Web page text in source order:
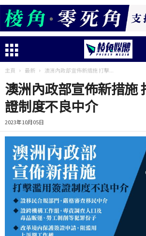
主頁 最新 澳洲內政部宣佈新措施 打擊...
澳洲內政部宣佈新措施
證制度不良中介
2023年10月05日